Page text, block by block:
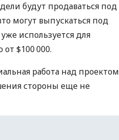
будут продаваться под
могут выпускаться под
используется для
$100 000.
работа над проектом
стороны еще не